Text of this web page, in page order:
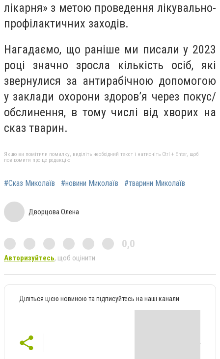
лікарня» з метою проведення лікувально-
профілактичних заходів.
Нагадаємо, що раніше ми писали у 2023
році значно зросла кількість осіб, які
звернулися за антирабічною допомогою
у заклади охорони здоров’я через покус/
обслинення, в тому числі від хворих на
сказ тварин.
Якщо ви помітили помилку, виділіть необхідний текст і натисніть Ctrl + Enter, щоб
повідомити про це редакцію
#Сказ Миколаїв #новини Миколаїв #тварини Миколаїв
Дворцова Олена
0,0
Авторизуйтесь, щоб оцінити
Діліться цією новиною та підписуйтесь на наші канали